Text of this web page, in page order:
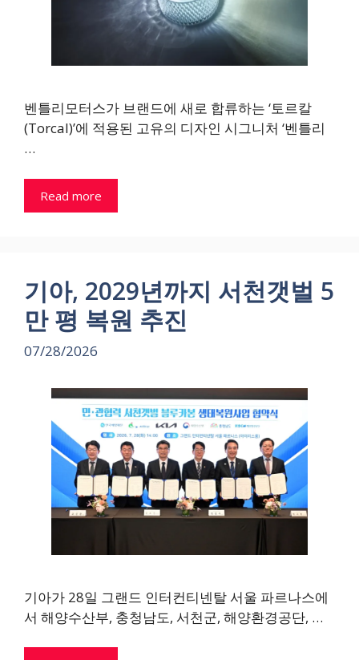
벤틀리모터스가 브랜드에 새로 합류하는 ‘토르칼
(Torcal)’에 적용된 고유의 디자인 시그니처 ‘벤틀리
…
Read more
기아, 2029년까지 서천갯벌 5
만 평 복원 추진
07/28/2026
기아가 28일 그랜드 인터컨티넨탈 서울 파르나스에
서 해양수산부, 충청남도, 서천군, 해양환경공단, …